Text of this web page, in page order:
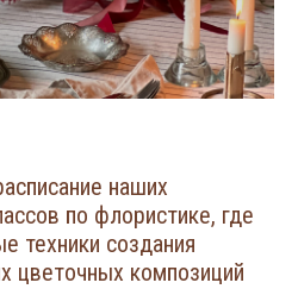
наших
по флористике, где
техники создания
цветочных композиций